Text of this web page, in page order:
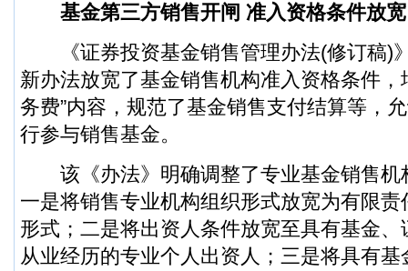
基金第三方销售开闸 准入资格条件放宽
《证券投资基金销售管理办法(修订稿)
新办法放宽了基金销售机构准入资格条件，
务费”内容，规范了基金销售支付结算等，
行参与销售基金。
该《办法》明确调整了专业基金销售机
一是将销售专业机构组织形式放宽为有限
形式；二是将出资人条件放宽至具有基金
从业经历的专业个人出资人；三是将具有